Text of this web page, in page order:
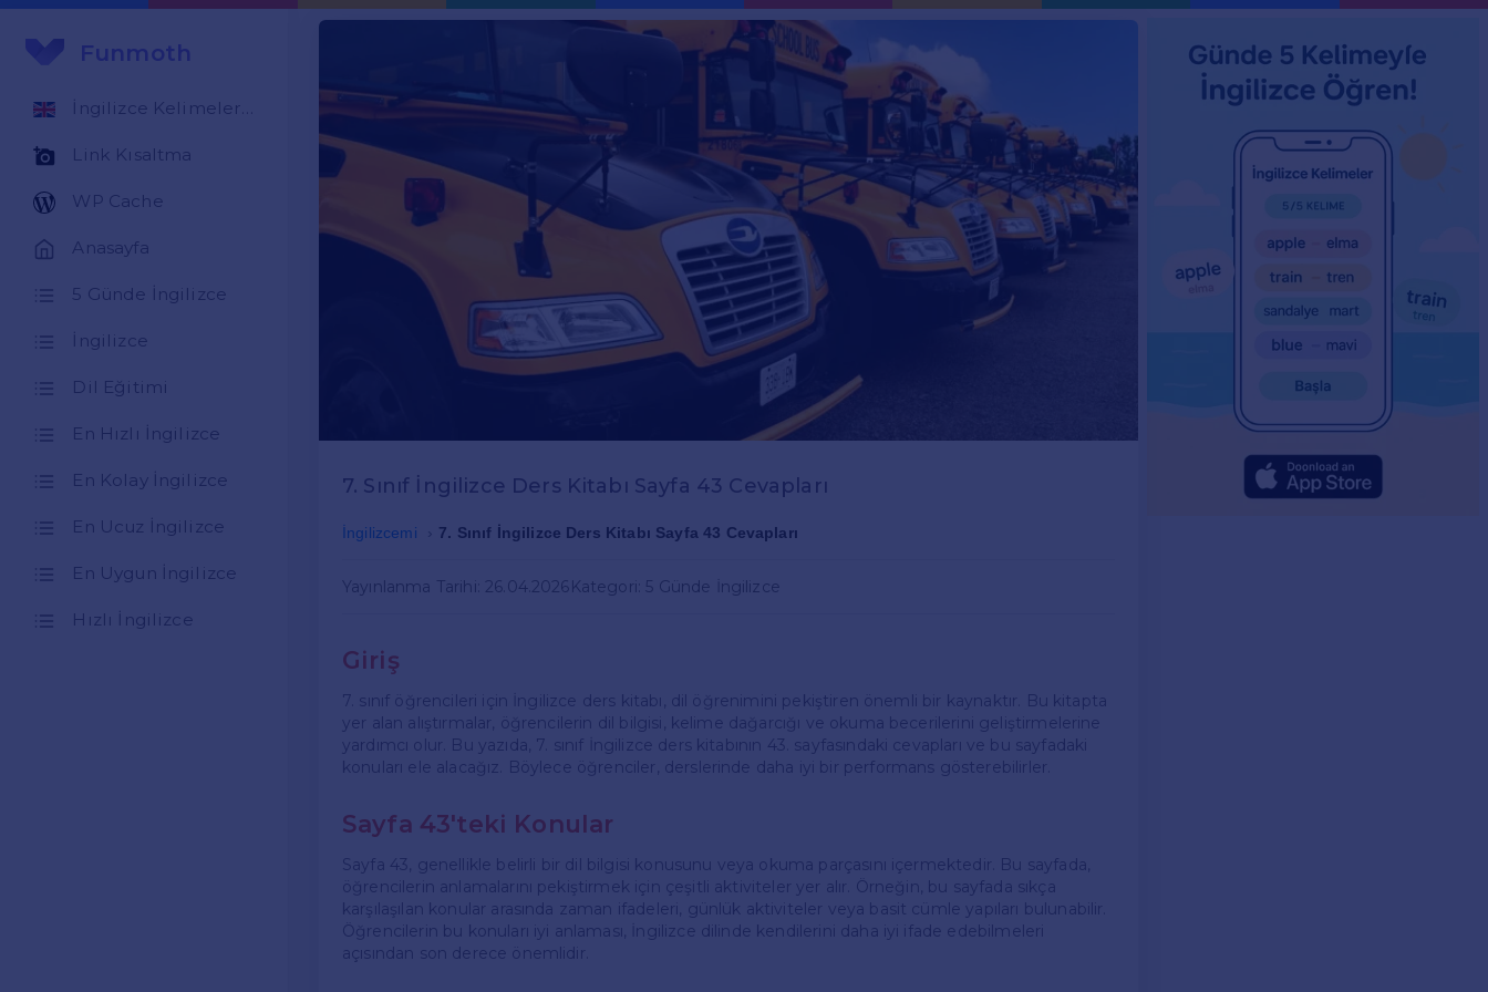
Funmoth
Link Kısaltma
WP Cache
Anasayfa
5 Günde İngilizce
İngilizce
Dil Eğitimi
En Hızlı İngilizce
En Kolay İngilizce
En Ucuz İngilizce
En Uygun İngilizce
Hızlı İngilizce
7. Sınıf İngilizce Ders Kitabı Sayfa 43 Cevapları
İngilizcemi 7. Sınıf İngilizce Ders Kitabı Sayfa 43 Cevapları
Yayınlanma Tarihi: 26.04.2026 Kategori: 5 Günde İngilizce
Giriş
7. sınıf öğrencileri için İngilizce ders kitabı, dil öğrenimini pekiştiren önemli bir kaynaktır. Bu kitapta
yer alan alıştırmalar, öğrencilerin dil bilgisi, kelime dağarcığı ve okuma becerilerini geliştirmelerine
yardımcı olur. Bu yazıda, 7. sınıf İngilizce ders kitabının 43. sayfasındaki cevapları ve bu sayfadaki
konuları ele alacağız. Böylece öğrenciler, derslerinde daha iyi bir performans gösterebilirler.
Sayfa 43'teki Konular
Sayfa 43, genellikle belirli bir dil bilgisi konusunu veya okuma parçasını içermektedir. Bu sayfada,
öğrencilerin anlamalarını pekiştirmek için çeşitli aktiviteler yer alır. Örneğin, bu sayfada sıkça
karşılaşılan konular arasında zaman ifadeleri, günlük aktiviteler veya basit cümle yapıları bulunabilir.
Öğrencilerin bu konuları iyi anlaması, İngilizce dilinde kendilerini daha iyi ifade edebilmeleri
açısından son derece önemlidir.